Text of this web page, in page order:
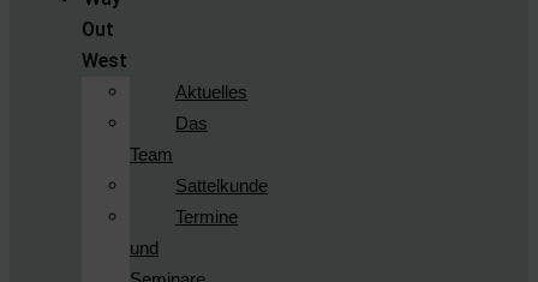
Out
West
Aktuelles
Das
Team
Sattelkunde
Termine
und